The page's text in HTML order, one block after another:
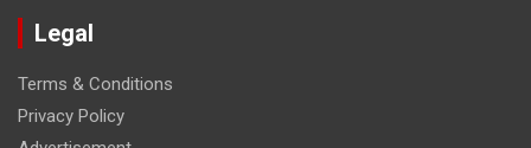
Legal
Terms & Conditions
Privacy Policy